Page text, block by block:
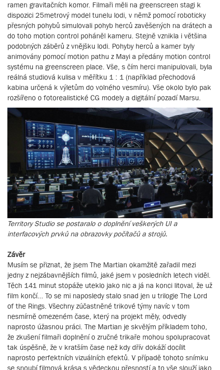
ramen gravitačních komor. Filmaři měli na greenscreen stagi k
dispozici 25metrový model tunelu lodi, v němž pomocí roboticky
přesných pohybů simulovali pohyb herců zavěšených na drátech a
do toho motion control poháněl kameru. Stejně vznikla i většina
podobných záběrů z vnějšku lodi. Pohyby herců a kamer byly
animovány pomocí motion pathu z Mayi a předány motion control
systému na greenscreen place. Vše, s čím herci manipulovali, byla
reálná studiová kulisa v měřítku 1 : 1 (například přechodová
kabina určená k výletům do volného vesmíru). Vše okolo bylo pak
rozšířeno o fotorealistické CG modely a digitální pozadí Marsu.
Territory Studio se postaralo o doplnění veškerých UI a
interfacových prvků na obrazovky počítačů a strojů.
Závěr
Musím se přiznat, že jsem The Martian okamžitě zařadil mezi
jedny z nejzábavnějších filmů, jaké jsem v posledních letech viděl.
Těch 141 minut stopáže uteklo jako nic a já na konci litoval, že už
film končí... To se mi naposledy stalo snad jen u trilogie The Lord
of the Rings. Všechny zúčastněné trikové týmy navíc v tom
nesmírně omezeném čase, který na projekt měly, odvedly
naprosto úžasnou práci. The Martian je skvělým příkladem toho,
že zkušení filmaři doplnění o zručné trikaře mohou spolupracovat
tak úspěšně, že v kratším čase než kdy dřív dokáží docílit
naprosto perfektních vizuálních efektů. V případě tohoto snímku
se snoubí filmová krása s vědeckou přesností a to vše slouží jako